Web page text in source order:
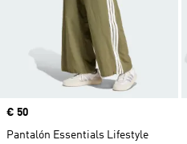
Precio
€ 50
Pantalón Essentials Lifestyle